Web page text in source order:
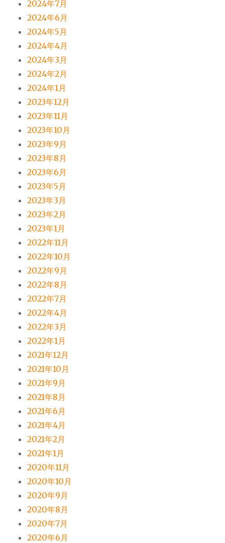
2024年7月
2024年6月
2024年5月
2024年4月
2024年3月
2024年2月
2024年1月
2023年12月
2023年11月
2023年10月
2023年9月
2023年8月
2023年6月
2023年5月
2023年3月
2023年2月
2023年1月
2022年11月
2022年10月
2022年9月
2022年8月
2022年7月
2022年4月
2022年3月
2022年1月
2021年12月
2021年10月
2021年9月
2021年8月
2021年6月
2021年4月
2021年2月
2021年1月
2020年11月
2020年10月
2020年9月
2020年8月
2020年7月
2020年6月